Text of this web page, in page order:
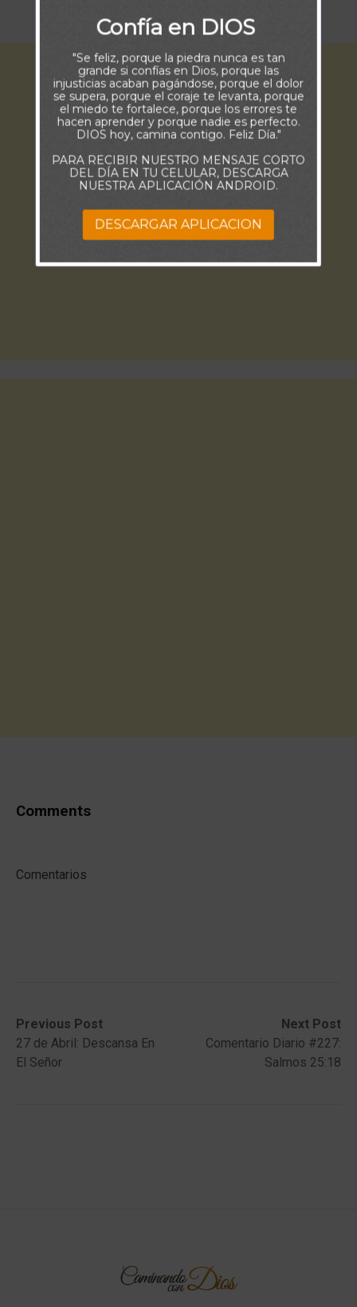
Comments
Comentarios
Post
navigation
Previous Post
Previous
post:27 de Abril: Descansa En
El Señor
Next Post
Next
post:
Comentario Diario #227:
Salmos 25:18
Confía en DIOS
"Se feliz, porque la piedra nunca es tan
grande si confías en Dios, porque las
injusticias acaban pagándose, porque el dolor
se supera, porque el coraje te levanta, porque
el miedo te fortalece, porque los errores te
hacen aprender y porque nadie es perfecto.
DIOS hoy, camina contigo. Feliz Día."
PARA RECIBIR NUESTRO MENSAJE CORTO
DEL DÍA EN TU CELULAR, DESCARGA
NUESTRA APLICACIÓN ANDROID.
DESCARGAR APLICACION